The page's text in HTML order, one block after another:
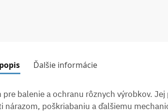
Ďalšie informácie
pre balenie a ochranu rôznych výrobkov. Jej
poškriabaniu a ďalšiemu